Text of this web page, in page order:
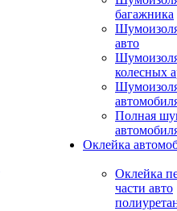
багажника
авто
колесных
Полная
Оклейка
Оклейка
части авто